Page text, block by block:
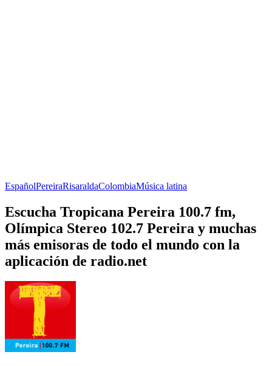
EspañolPereiraRisaraldaColombiaMúsica latina
Escucha Tropicana Pereira 100.7 fm,
Olímpica Stereo 102.7 Pereira y muchas
más emisoras de todo el mundo con la
aplicación de radio.net